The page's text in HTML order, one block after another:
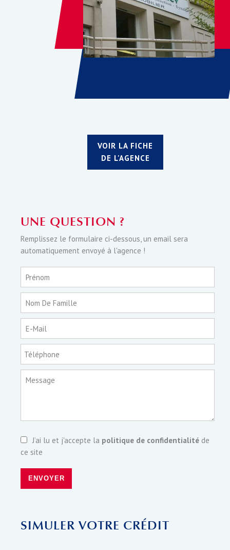
VOIR LA FICHE
DE L'AGENCE
UNE QUESTION ?
Remplissez le formulaire ci-dessous, un email sera
automatiquement envoyé à l'agence !
Prénom
Nom De Famille
E-Mail
Téléphone
Message
J’ai lu et j'accepte la politique de confidentialité de
ce site
ENVOYER
SIMULER VOTRE CRÉDIT